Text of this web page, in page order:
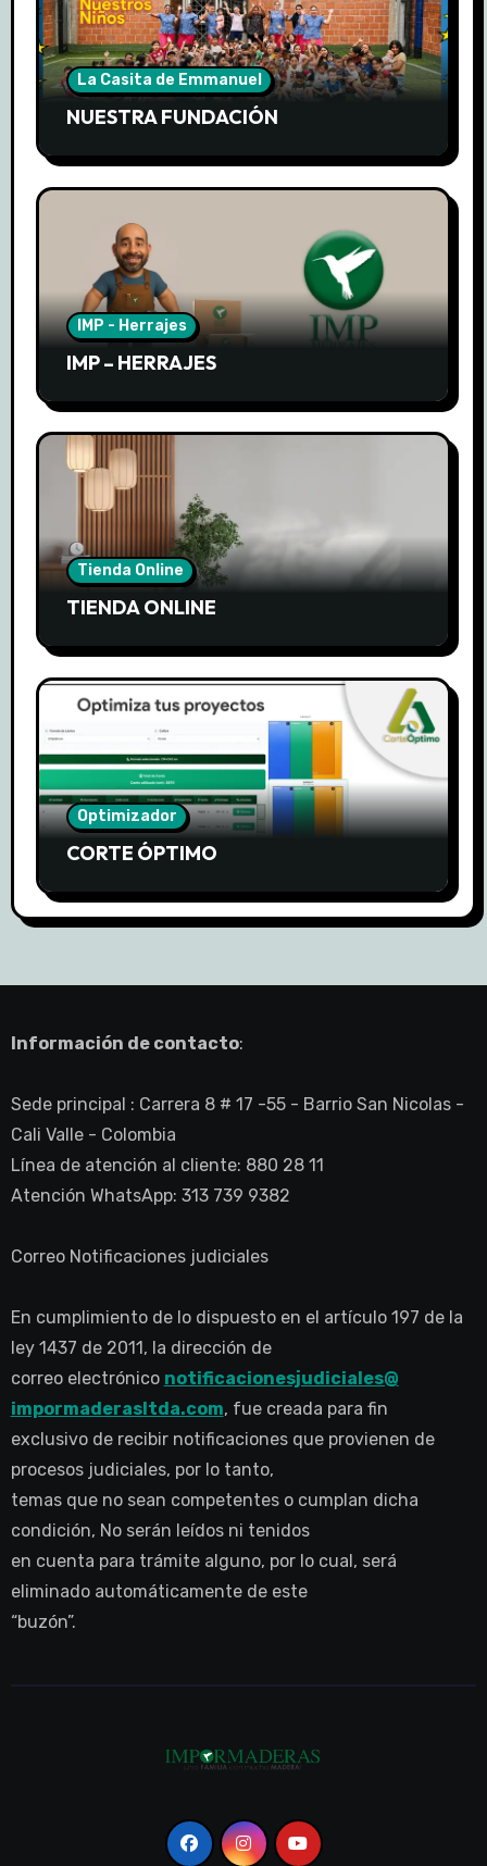
La Casita de Emmanuel
NUESTRA FUNDACIÓN
IMP - Herrajes
IMP – HERRAJES
Tienda Online
TIENDA ONLINE
Optimizador
CORTE ÓPTIMO
Información de contacto:
Sede principal : Carrera 8 # 17 -55 - Barrio San Nicolas -
Cali Valle - Colombia
Línea de atención al cliente: 880 28 11
Atención WhatsApp: 313 739 9382
Correo Notificaciones judiciales
En cumplimiento de lo dispuesto en el artículo 197 de la
ley 1437 de 2011, la dirección de
correo electrónico notificacionesjudiciales@
impormaderasltda.com, fue creada para fin
exclusivo de recibir notificaciones que provienen de
procesos judiciales, por lo tanto,
temas que no sean competentes o cumplan dicha
condición, No serán leídos ni tenidos
en cuenta para trámite alguno, por lo cual, será
eliminado automáticamente de este
“buzón”.